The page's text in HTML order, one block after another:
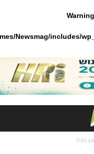
content/themes/
חדשות